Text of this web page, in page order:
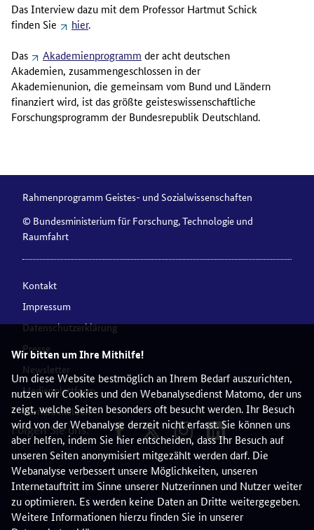
Wir bitten um Ihre Mithilfe!
Um diese Website bestmöglich an Ihrem Bedarf auszurichten,
nutzen wir Cookies und den Webanalysedienst Matomo, der uns
zeigt, welche Seiten besonders oft besucht werden. Ihr Besuch
wird von der Webanalyse derzeit nicht erfasst. Sie können uns
aber helfen, indem Sie hier entscheiden, dass Ihr Besuch auf
unseren Seiten anonymisiert mitgezählt werden darf. Die
Webanalyse verbessert unsere Möglichkeiten, unseren
Internetauftritt im Sinne unserer Nutzerinnen und Nutzer weiter
zu optimieren. Es werden keine Daten an Dritte weitergegeben.
Weitere Informationen hierzu finden Sie in unserer
Das Interview dazu mit dem Professor Hartmut Schick
finden Sie
hier.
Das Akademienprogramm der acht deutschen
Akademien, zusammengeschlossen in der
Akademienunion, die gemeinsam vom Bund und Ländern
finanziert wird, ist das größte geisteswissenschaftliche
Forschungsprogramm der Bundesrepublik Deutschland.
Rahmenprogramm Geistes- und Sozialwissenschaften
© Bundesministerium für Forschung, Technologie und
Raumfahrt
Kontakt
Impressum
Datenschutzerklärung
Presse
Newsletter
Medienplattform
Barriere melden
Folgen Sie uns: